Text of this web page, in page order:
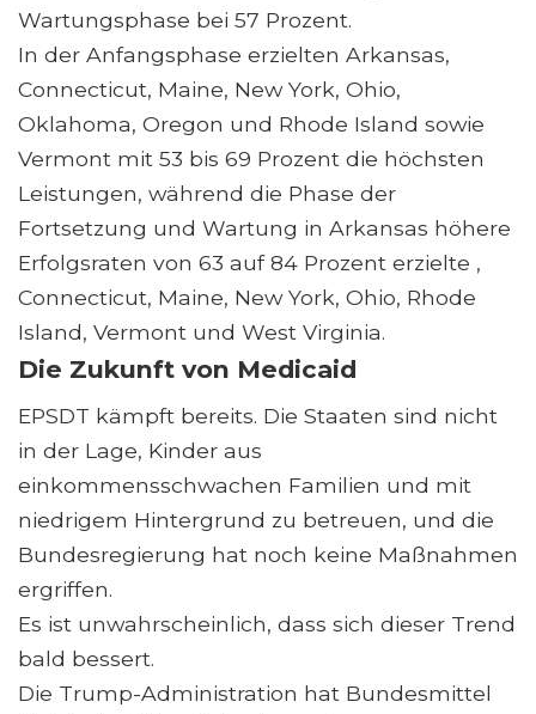
Wartungsphase bei 57 Prozent.
In der Anfangsphase erzielten Arkansas,
Connecticut, Maine, New York, Ohio,
Oklahoma, Oregon und Rhode Island sowie
Vermont mit 53 bis 69 Prozent die höchsten
Leistungen, während die Phase der
Fortsetzung und Wartung in Arkansas höhere
Erfolgsraten von 63 auf 84 Prozent erzielte ,
Connecticut, Maine, New York, Ohio, Rhode
Island, Vermont und West Virginia.
Die Zukunft von Medicaid
EPSDT kämpft bereits. Die Staaten sind nicht
in der Lage, Kinder aus
einkommensschwachen Familien und mit
niedrigem Hintergrund zu betreuen, und die
Bundesregierung hat noch keine Maßnahmen
ergriffen.
Es ist unwahrscheinlich, dass sich dieser Trend
bald bessert.
Die Trump-Administration hat Bundesmittel